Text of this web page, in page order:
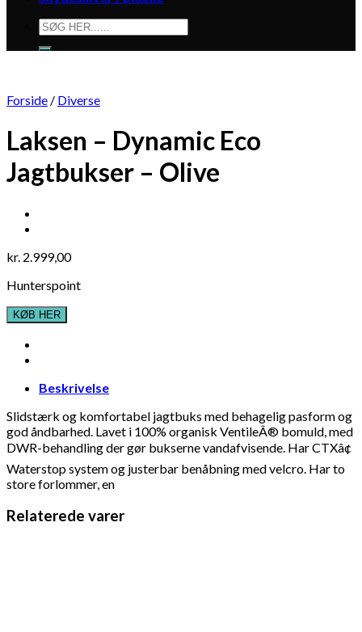
Søg
efter:
Forside / Diverse
Laksen – Dynamic Eco
Jagtbukser – Olive
kr. 2.999,00
Hunterspoint
KØB HER
Beskrivelse
Slidstærk og komfortabel jagtbuks med behagelig pasform og
god åndbarhed. Lavet i 100% organisk VentileÂ® bomuld, med
DWR-behandling der gør bukserne vandafvisende. Har CTXâ¢
Waterstop system og justerbar benåbning med velcro. Har to
store forlommer, en
Relaterede varer